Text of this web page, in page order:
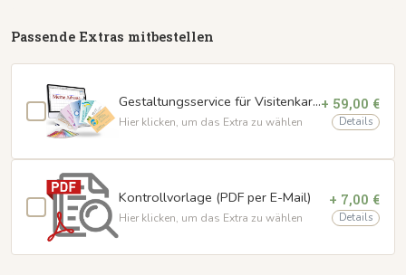
Passende Extras mitbestellen
Gestaltungsservice für Visitenkarten
Hier klicken, um das Extra zu wählen
+ 59,00 €
Details
Kontrollvorlage (PDF per E-Mail)
Hier klicken, um das Extra zu wählen
+ 7,00 €
Details